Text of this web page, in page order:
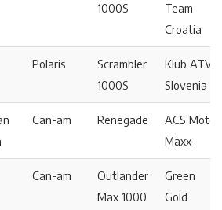
1000S
Team
Croatia
Polaris
Scrambler
1000S
Klub ATV
Slovenia
Can-am Renegade
ACS Moto
Maxx
Can-am
Outlander
Max 1000
Green
Gold